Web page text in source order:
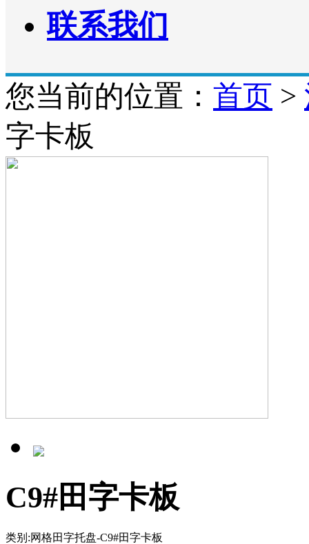
联系我们
您当前的位置： 首页 >
字卡板
C9#田字卡板
类别:网格田字托盘-C9#田字卡板